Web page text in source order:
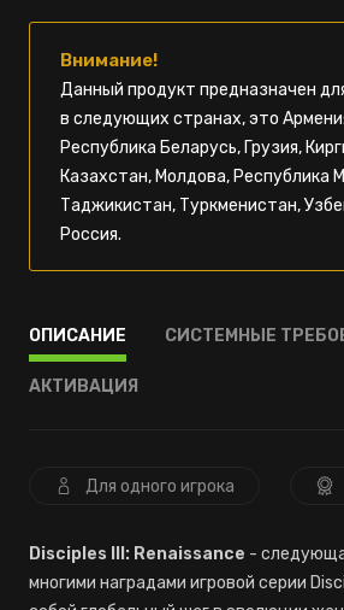
Внимание!
Данный продукт предназначен
в следующих странах, это
Республика Беларусь, Грузия,
Казахстан, Молдова, Республика
Таджикистан, Туркменистан,
Россия.
ОПИСАНИЕ СИСТЕМНЫЕ
АКТИВАЦИЯ
Для одного игрока
Disciples III: Renaissance -
многими наградами игровой серии